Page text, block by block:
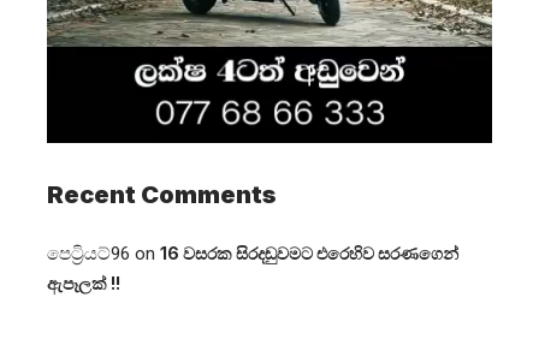
Recent Comments
පෙට්‍රියට්96 on 16 වසරක සිරදඬුවමට එරෙහිව සරණගෙන්
ඇපෑලක් !!